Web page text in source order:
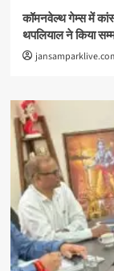
कॉमनवेल्थ गेम्स में
थपलियाल ने किया